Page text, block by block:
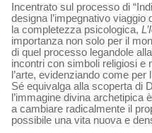
Incentrato sul processo di
designa l’impegnativo viaggio
la completezza psicologica,
importanza non solo per il
di quel processo legandole
incontri con simboli religiosi e
l’arte, evidenziando come per
Sé equivalga alla scoperta di
l’immagine divina archetipica
a cambiare radicalmente il
possibile una vita nuova e